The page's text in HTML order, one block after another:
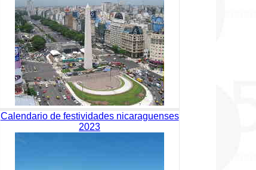
Calendario de festividades nicaraguenses
2023